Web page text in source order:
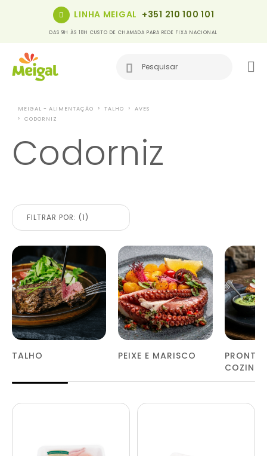
LINHA MEIGAL +351 210 100 101
DAS 9H ÀS 18H CUSTO DE CHAMADA PARA REDE FIXA NACIONAL
MEIGAL - ALIMENTAÇÃO TALHO
AVES
CODORNIZ
Codorniz
FILTRAR POR: (1)
TALHO PEIXE E MARISCO